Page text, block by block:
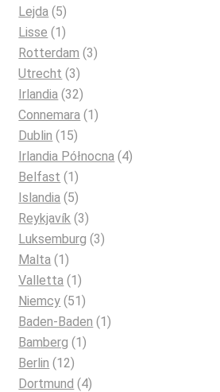
Lejda (5)
Lisse (1)
Rotterdam (3)
Utrecht (3)
Irlandia (32)
Connemara (1)
Dublin (15)
Irlandia Północna (4)
Belfast (1)
Islandia (5)
Reykjavík (3)
Luksemburg (3)
Malta (1)
Valletta (1)
Niemcy (51)
Baden-Baden (1)
Bamberg (1)
Berlin (12)
Dortmund (4)